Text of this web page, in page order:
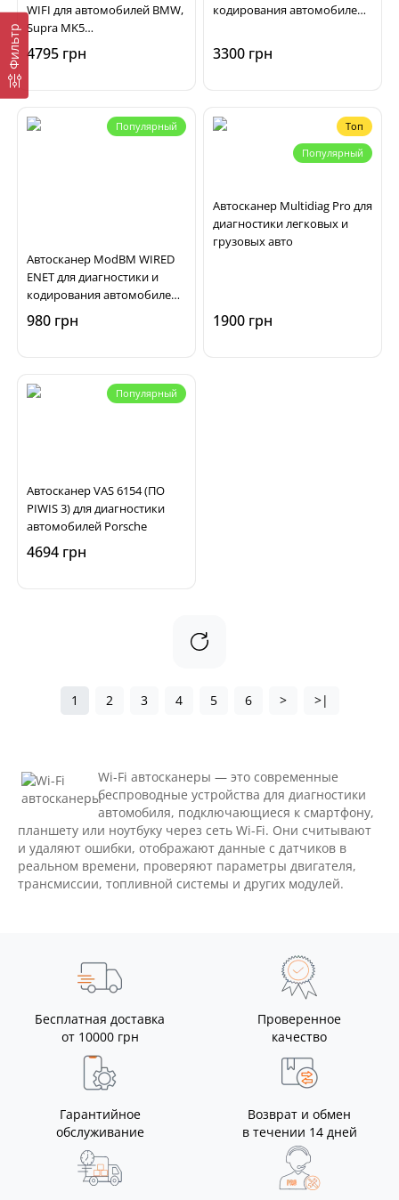
Фильтр
WIFI для автомобилей BMW,
Supra MK5
(BimmerCode/BimmerLink,
MHD, Bimmer-Tool, xHP,
4795 грн
кодирования автомобилей
3300 грн
Популярный
Автосканер ModBM WIRED
ENET для диагностики и
кодирования автомобилей
BMW F, G, I-series
980 грн
Топ
Популярный
Автосканер Multidiag Pro для
диагностики легковых и
грузовых авто
1900 грн
Популярный
Автосканер VAS 6154 (ПО
PIWIS 3) для диагностики
автомобилей Porsche
4694 грн
1 2 3 4 5 6 > >|
Wi-Fi автосканеры — это современные
беспроводные устройства для диагностики
автомобиля, подключающиеся к смартфону,
планшету или ноутбуку через сеть Wi-Fi. Они считывают
и удаляют ошибки, отображают данные с датчиков в
реальном времени, проверяют параметры двигателя,
трансмиссии, топливной системы и других модулей.
Бесплатная доставка
от 10000 грн
Проверенное
качество
Гарантийное
обслуживание
Возврат и обмен
в течении 14 дней